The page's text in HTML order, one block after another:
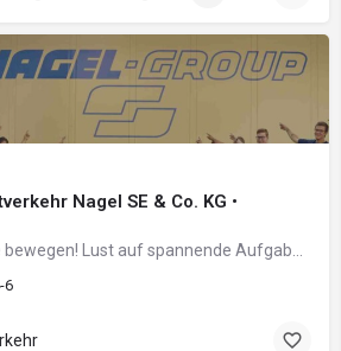
Nagel SE & Co. KG •
6